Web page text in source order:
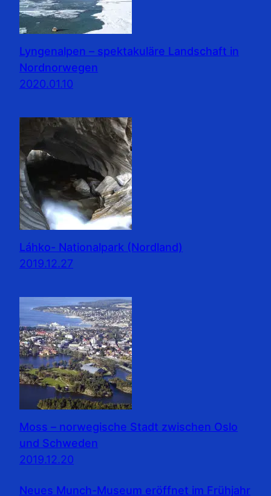
Lyngenalpen – spektakuläre Landschaft in
Nordnorwegen
2020.01.10
Láhko- Nationalpark (Nordland)
2019.12.27
Moss – norwegische Stadt zwischen Oslo
und Schweden
2019.12.20
Neues Munch-Museum eröffnet im Frühjahr